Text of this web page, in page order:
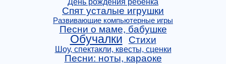
День рождения ребенка
Спят усталые игрушки
Развивающие компьютерные игры
Песни о маме, бабушке
Обучалки Стихи
Шоу, спектакли, квесты, сценки
Песни: ноты, караоке